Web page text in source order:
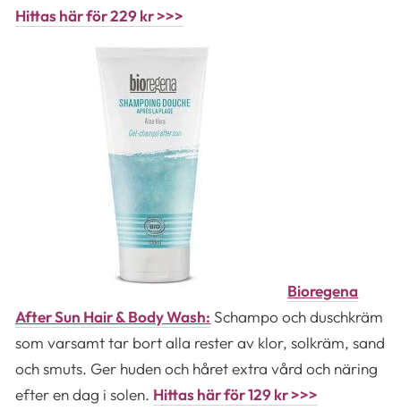
Hittas här för 229 kr >>>
Bioregena
After Sun Hair & Body Wash: Schampo och duschkräm
som varsamt tar bort alla rester av klor, solkräm, sand
och smuts. Ger huden och håret extra vård och näring
efter en dag i solen. Hittas här för 129 kr >>>